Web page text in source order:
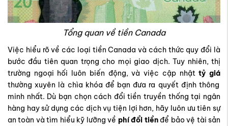
Tổng quan về tiền Canada
Việc hiểu rõ về các loại tiền Canada và cách thức quy đổi là
bước đầu tiên quan trọng cho mọi giao dịch. Tuy nhiên, thị
trường ngoại hối luôn biến động, và việc cập nhậttỷ giá
thường xuyên là chìa khóa để bạn đưa ra quyết định thông
minh nhất. Dù bạn chọn cách đổi tiền truyền thống tại ngân
hàng hay sử dụng các dịch vụ tiện lợi hơn, hãy luôn ưu tiên sự
an toàn và tìm hiểu kỹ lưỡng về phí đổi tiềnđể bảo vệ tài sản